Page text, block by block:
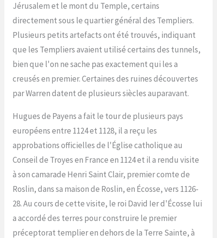
Jérusalem et le mont du Temple, certains
directement sous le quartier général des Templiers.
Plusieurs petits artefacts ont été trouvés, indiquant
que les Templiers avaient utilisé certains des tunnels,
bien que l'on ne sache pas exactement qui les a
creusés en premier. Certaines des ruines découvertes
par Warren datent de plusieurs siècles auparavant.
Hugues de Payens a fait le tour de plusieurs pays
européens entre 1124 et 1128, il a reçu les
approbations officielles de l'Église catholique au
Conseil de Troyes en France en 1124 et il a rendu visite
à son camarade Henri Saint Clair, premier comte de
Roslin, dans sa maison de Roslin, en Écosse, vers 1126-
28. Au cours de cette visite, le roi David Ier d'Écosse lui
a accordé des terres pour construire le premier
préceptorat templier en dehors de la Terre Sainte, à